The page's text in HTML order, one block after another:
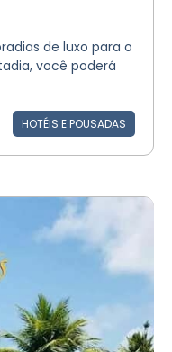
de luxo para o
você poderá
HOTÉIS E POUSADAS